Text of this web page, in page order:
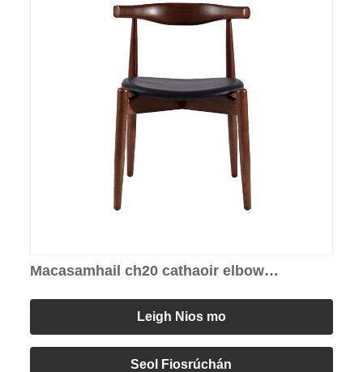
Macasamhail ch20 cathaoir elbow
Leigh Nios mo
Seol Fiosrúchán